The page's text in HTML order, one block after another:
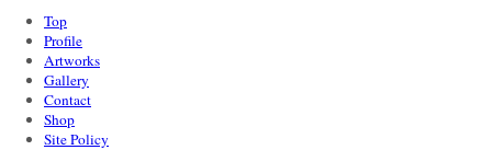
Top
Profile
Artworks
Gallery
Contact
Shop
Site Policy